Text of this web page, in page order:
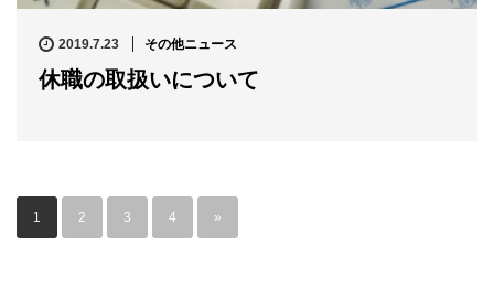
2019.7.23 その他ニュース
休職の取扱いについて
1 2 3 4 »